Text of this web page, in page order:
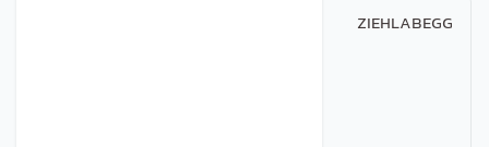
ZIEHLABEGG